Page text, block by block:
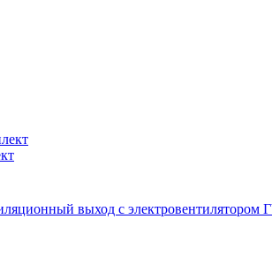
выход с электровентилятором